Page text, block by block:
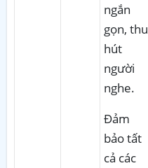
ngắn
gọn, thu
hút
người
nghe.
Đảm
bảo tất
cả các